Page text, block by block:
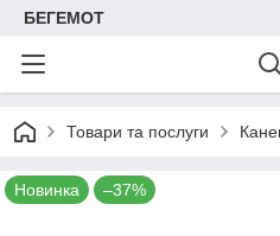
БЕГЕМОТ
Товари та послуги
Новинка –37%